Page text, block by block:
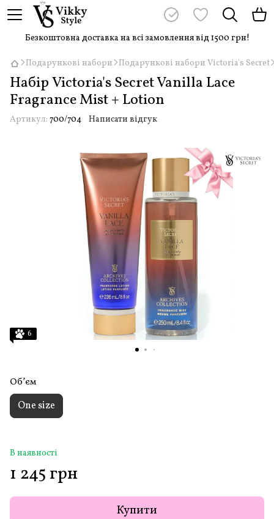
Безкоштовна доставка на всі замовлення від 1500 грн!
Подарункові набори Подарункові набори Victoria's Secret
Набір Victoria's Secret Vanilla Lace
Fragrance Mist + Lotion
Артикул: 700/704 Написати відгук
6
Обʼєм
One size
В наявності
1 245 грн
Купити